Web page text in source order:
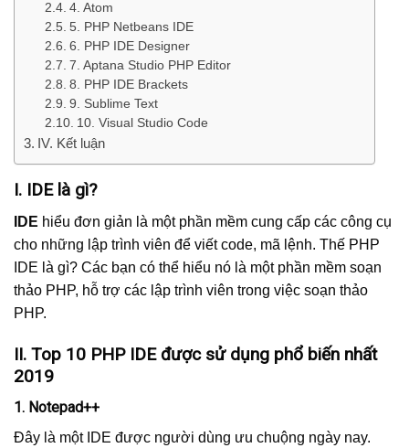
4. Atom
5. PHP Netbeans IDE
6. PHP IDE Designer
7. Aptana Studio PHP Editor
8. PHP IDE Brackets
9. Sublime Text
10. Visual Studio Code
IV. Kết luận
I. IDE là gì?
IDE hiểu đơn giản là một phần mềm cung cấp các công cụ
cho những lập trình viên để viết code, mã lệnh. Thế PHP
IDE là gì? Các bạn có thể hiểu nó là một phần mềm soạn
thảo PHP, hỗ trợ các lập trình viên trong việc soạn thảo
PHP.
II. Top 10 PHP IDE được sử dụng phổ biến nhất
2019
1. Notepad++
Đây là một IDE được người dùng ưu chuộng ngày nay.